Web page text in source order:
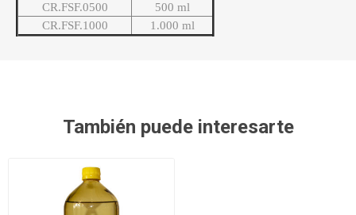
CR.FSF.0500
500 ml
CR.FSF.1000
1.000 ml
También puede interesarte